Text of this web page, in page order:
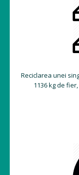
Reciclarea unei
1136 kg de